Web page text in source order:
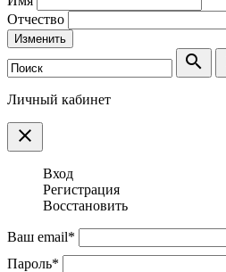
Отчество
Изменить
search
Личный кабинет
clear
Вход
Регистрация
Восстановить
Ваш email*
Пароль*